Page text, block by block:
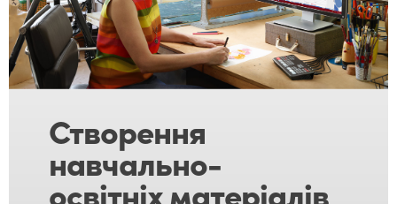
Створення
навчально-
освітніх матеріалів